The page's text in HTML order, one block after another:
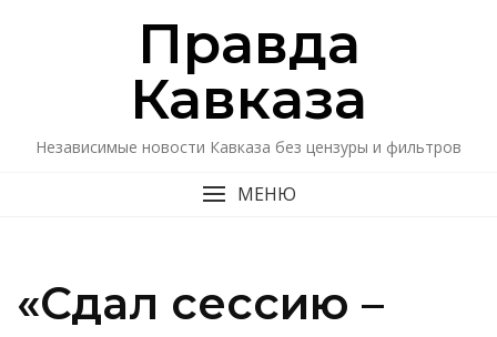
Правда
Кавказa
Независимые новости Кавказа без цензуры и фильтров
МЕНЮ
«Сдал сессию –